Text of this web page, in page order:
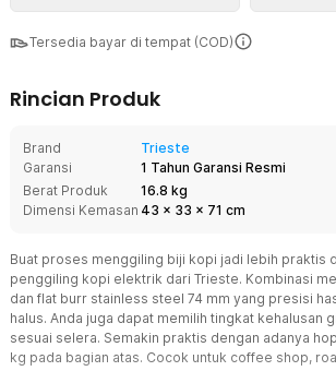
Tersedia bayar di tempat (COD)
Rincian Produk
Brand
Trieste
Garansi
1 Tahun Garansi Resmi
Berat Produk
16.8 kg
Dimensi Kemasan 43 x 33 x 71 cm
Buat proses menggiling biji kopi jadi lebih praktis
penggiling kopi elektrik dari Trieste. Kombinasi
dan flat burr stainless steel 74 mm yang presisi
halus. Anda juga dapat memilih tingkat kehalusan
sesuai selera. Semakin praktis dengan adanya
kg pada bagian atas. Cocok untuk coffee shop,